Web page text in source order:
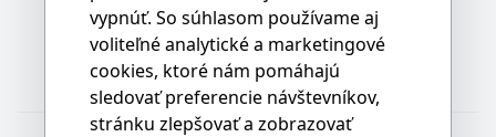
vypnúť. So súhlasom používame aj
voliteľné analytické a marketingové
cookies, ktoré nám pomáhajú
sledovať preferencie návštevníkov,
stránku zlepšovať a zobrazovať